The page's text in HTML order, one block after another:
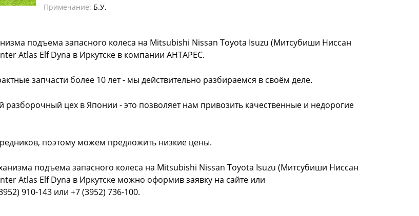
Примечание: Б.У.
подъема запасного колеса на Mitsubishi Nissan Toyota Isuzu (Митсубиши Ниссан
Atlas Elf Dyna в Иркутске в компании АНТАРЕС.
запчасти более 10 лет - мы действительно разбираемся в своём деле.
разборочный цех в Японии - это позволяет нам привозить качественные и недорогие
поэтому можем предложить низкие цены.
подъема запасного колеса на Mitsubishi Nissan Toyota Isuzu (Митсубиши Ниссан
Atlas Elf Dyna в Иркутске можно оформив заявку на сайте или
910-143 или +7 (3952) 736-100.